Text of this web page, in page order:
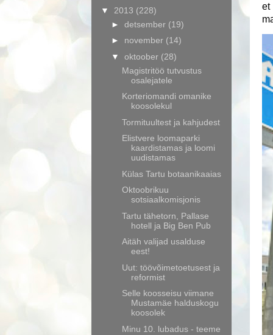
et
▼ 2013 (228)
► detsember (19)
► november (14)
▼ oktoober (28)
Magistritöö tutvustus
osalejatele
Korteriomandi omanike
koosolekul
Tormituultest ja kahjudest
Elistvere loomaparki
kaardistamas ja loomi
uudistamas
Külas Tartu botaanikaaias
Oktoobrikuu
sotsiaalkomisjonis
Tartu tähetorn, Pallase
hotell ja Big Ben Pub
Aitäh valijad usalduse
eest!
Uut: töövõimetoetusest ja
reformist
Selle koosseisu viimane
Mustamäe halduskogu
koosolek
Minu 10. lubadus - teeme